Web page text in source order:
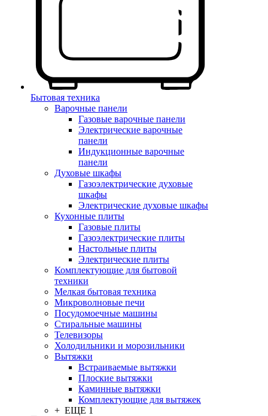
Бытовая техника
Варочные панели
Газовые варочные панели
Электрические варочные
панели
Индукционные варочные
панели
Духовые шкафы
Газоэлектрические духовые
шкафы
Электрические духовые шкафы
Кухонные плиты
Газовые плиты
Газоэлектрические плиты
Настольные плиты
Электрические плиты
Комплектующие для бытовой
техники
Мелкая бытовая техника
Микроволновые печи
Посудомоечные машины
Стиральные машины
Телевизоры
Холодильники и морозильники
Вытяжки
Встраиваемые вытяжки
Плоские вытяжки
Каминные вытяжки
Комплектующие для вытяжек
+ ЕЩЕ 1